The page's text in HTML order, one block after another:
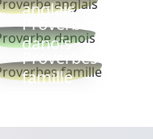
anglais
Proverbe
danois
Proverbes
famille